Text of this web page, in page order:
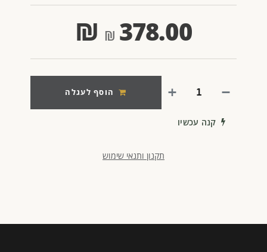
378.00
₪
הוסף לעגלה
קנה עכשיו
תקנון ותנאי שימוש